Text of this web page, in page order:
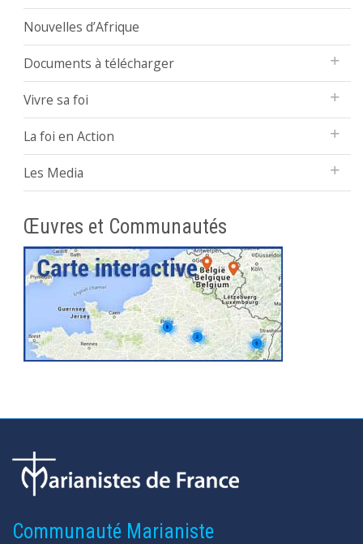
Nouvelles d’Afrique
Documents à télécharger
Vivre sa foi
La foi en Action
Les Media
Œuvres et Communautés
Communauté Marianiste